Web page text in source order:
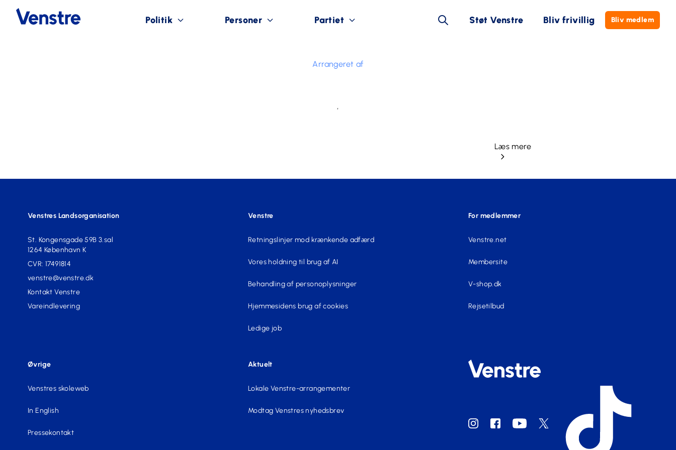
Politik Personer Partiet Støt Venstre Bliv frivillig Bliv medlem
Arrangeret af
,
Læs mere
Venstres Landsorganisation
St. Kongensgade 59B 3.sal
1264 København K
CVR: 17491814
venstre@venstre.dk
Kontakt Venstre
Vareindlevering
Venstre
Retningslinjer mod krænkende adfærd
Vores holdning til brug af AI
Behandling af personoplysninger
Hjemmesidens brug af cookies
Ledige job
For medlemmer
Venstre.net
Membersite
V-shop.dk
Rejsetilbud
Øvrige
Venstres skoleweb
In English
Pressekontakt
Aktuelt
Lokale Venstre-arrangementer
Modtag Venstres nyhedsbrev